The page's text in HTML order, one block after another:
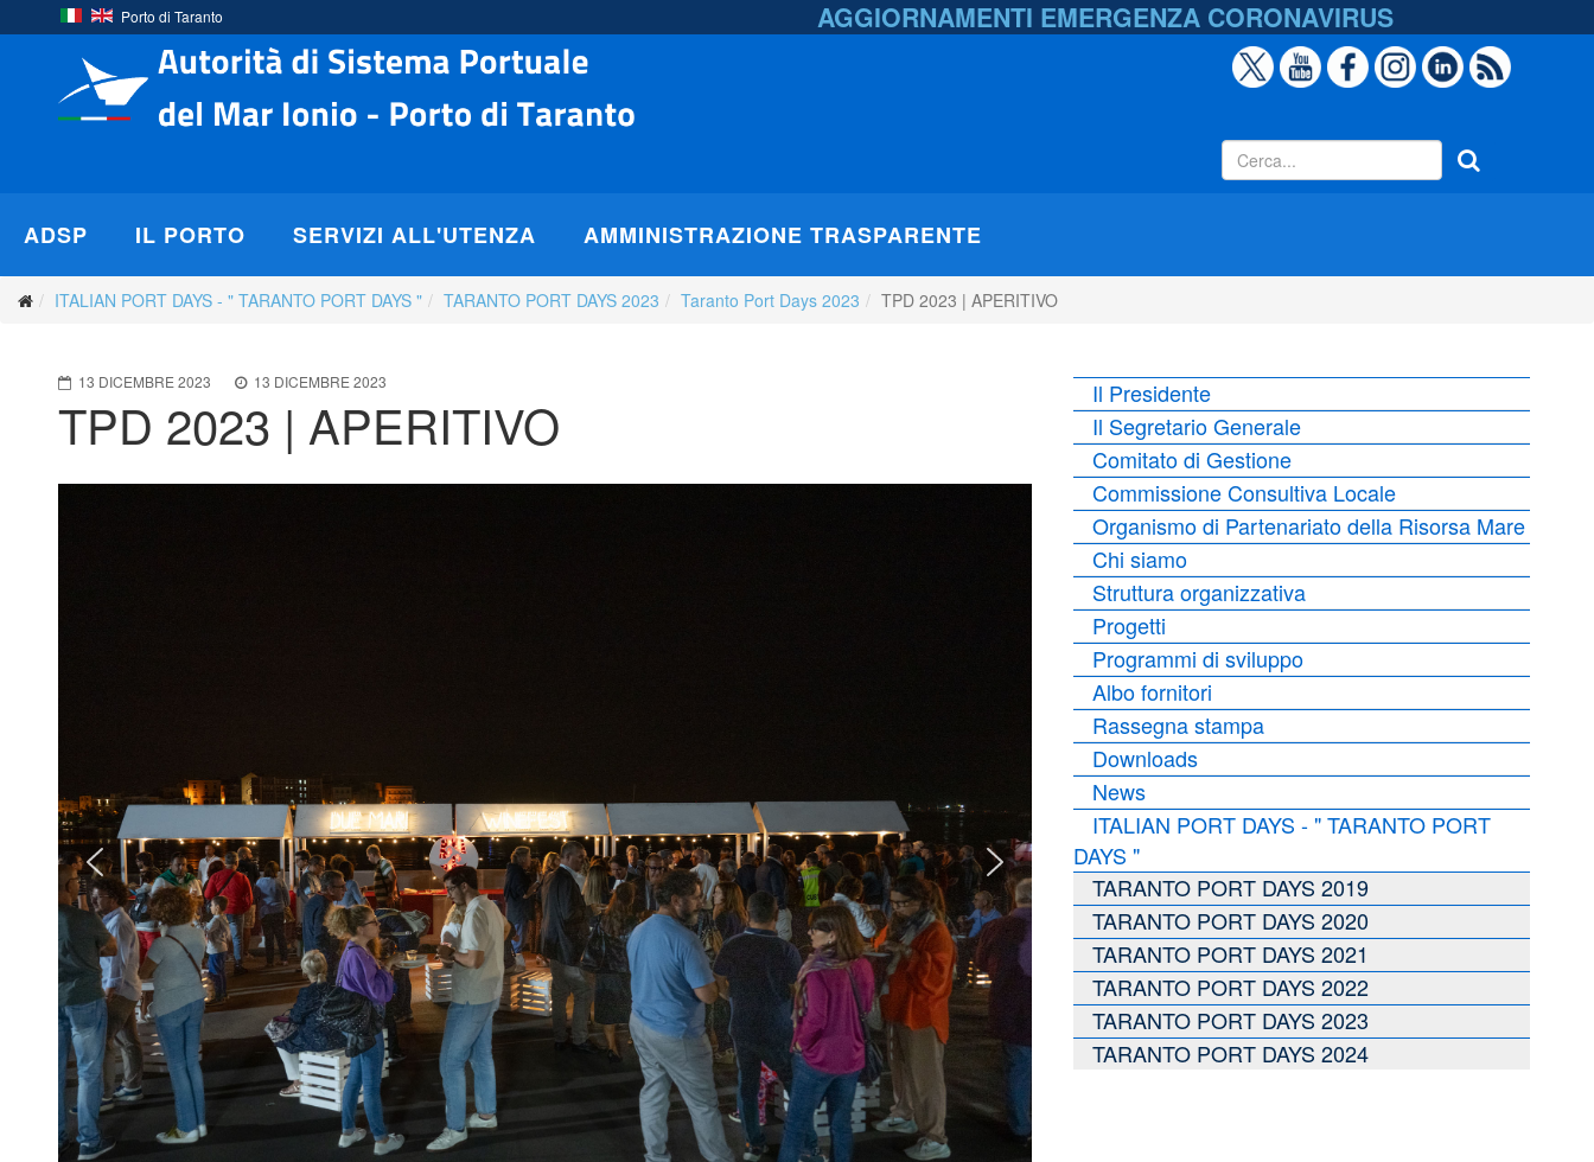
Porto di Taranto AGGIORNAMENTI EMERGENZA CORONAVIRUS
ADSP IL PORTO SERVIZI ALL'UTENZA AMMINISTRAZIONE TRASPARENTE
ITALIAN PORT DAYS - " TARANTO PORT DAYS " TARANTO PORT DAYS 2023 Taranto Port Days 2023 TPD 2023 | APERITIVO
13 DICEMBRE 2023 13 DICEMBRE 2023
TPD 2023 | APERITIVO
Il Presidente
Il Segretario Generale
Comitato di Gestione
Commissione Consultiva Locale
Organismo di Partenariato della Risorsa Mare
Chi siamo
Struttura organizzativa
Progetti
Programmi di sviluppo
Albo fornitori
Rassegna stampa
Downloads
News
ITALIAN PORT DAYS - " TARANTO PORT
DAYS "
TARANTO PORT DAYS 2019
TARANTO PORT DAYS 2020
TARANTO PORT DAYS 2021
TARANTO PORT DAYS 2022
TARANTO PORT DAYS 2023
TARANTO PORT DAYS 2024